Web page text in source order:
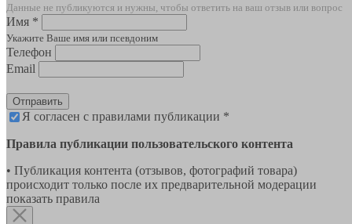
Данные не публикуются и нужны, чтобы ответить на ваш отзыв или вопрос
Имя *
Укажите Ваше имя или псевдоним
Телефон
Email
Отправить
Я согласен с правилами публикации *
Правила публикации пользовательского контента
• Публикация контента (отзывов, фотографий товара)
происходит только после их предварительной модерации
показать правила